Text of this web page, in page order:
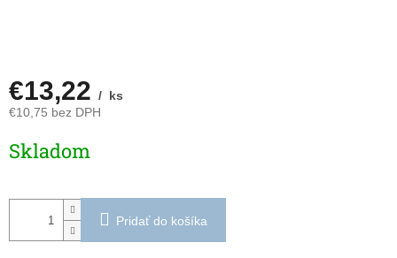
€13,22 / ks
€10,75 bez DPH
cena:
Skladom
Pridať do košíka